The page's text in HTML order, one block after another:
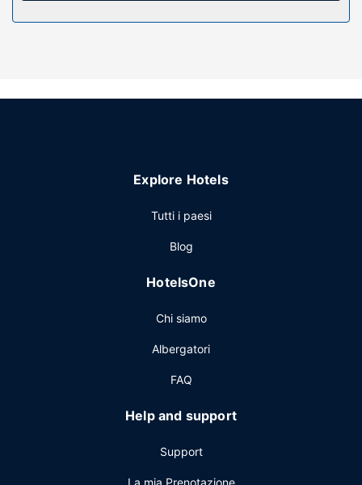
Attrattive della proprietà
picnic e una sala ricevimenti.
Potrai usufruire di una reception aperta 24 ore su 24, un
parcheggio gratuito è disponibile in loco.
Explore Hotels
Tutti i paesi
Blog
HotelsOne
Chi siamo
Albergatori
FAQ
Help and support
Support
La mia Prenotazione